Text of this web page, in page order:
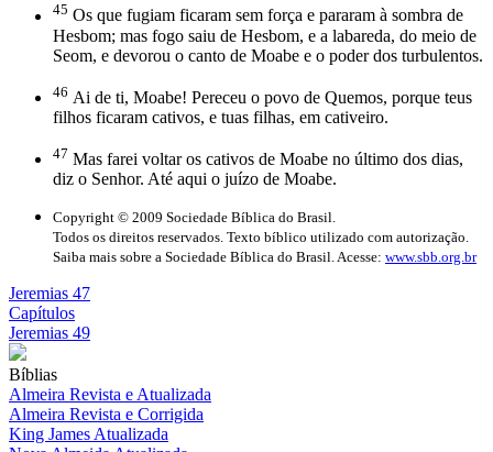
45 Os que fugiam ficaram sem força e pararam à sombra de
Hesbom; mas fogo saiu de Hesbom, e a labareda, do meio de
Seom, e devorou o canto de Moabe e o poder dos turbulentos.
46 Ai de ti, Moabe! Pereceu o povo de Quemos, porque teus
filhos ficaram cativos, e tuas filhas, em cativeiro.
47 Mas farei voltar os cativos de Moabe no último dos dias,
diz o Senhor. Até aqui o juízo de Moabe.
Copyright © 2009 Sociedade Bíblica do Brasil.
Todos os direitos reservados. Texto bíblico utilizado com autorização.
Saiba mais sobre a Sociedade Bíblica do Brasil. Acesse: www.sbb.org.br
Jeremias 47
Capítulos
Jeremias 49
Bíblias
Almeira Revista e Atualizada
Almeira Revista e Corrigida
King James Atualizada